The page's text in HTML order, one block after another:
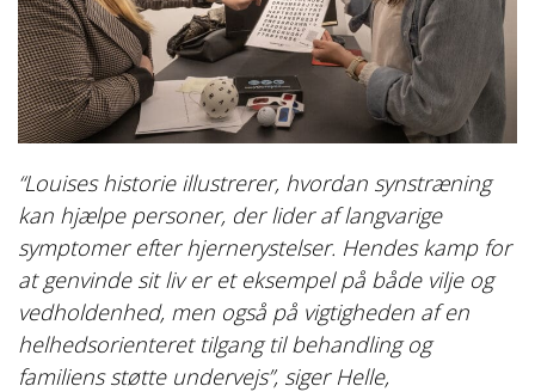
“Louises historie illustrerer, hvordan synstræning
kan hjælpe personer, der lider af langvarige
symptomer efter hjernerystelser. Hendes kamp for
at genvinde sit liv er et eksempel på både vilje og
vedholdenhed, men også på vigtigheden af en
helhedsorienteret tilgang til behandling og
familiens støtte undervejs”, siger Helle,